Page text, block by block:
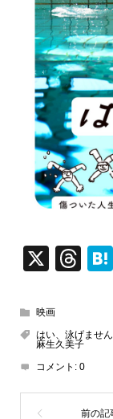
X
T
a
d
s
映画
はい、泳げません
麻生久美子
コメント: 0